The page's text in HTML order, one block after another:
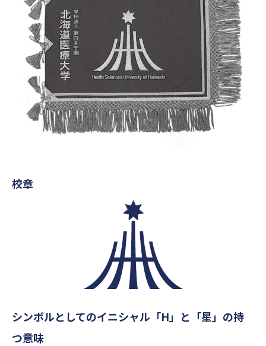
校章
シンボルとしてのイニシャル「H」と「星」の持
つ意味